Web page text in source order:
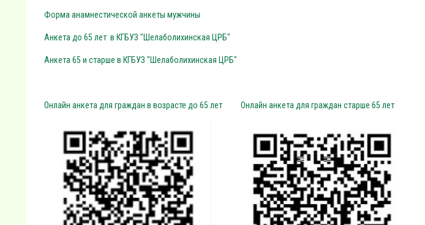
Форма анамнестической анкеты мужчины
Анкета до 65 лет в КГБУЗ "Шелаболихинская ЦРБ"
Анкета 65 и старше в КГБУЗ "Шелаболихинская ЦРБ"
Онлайн анкета для граждан в возрасте до 65 лет Онлайн анкета для граждан старше 65 лет